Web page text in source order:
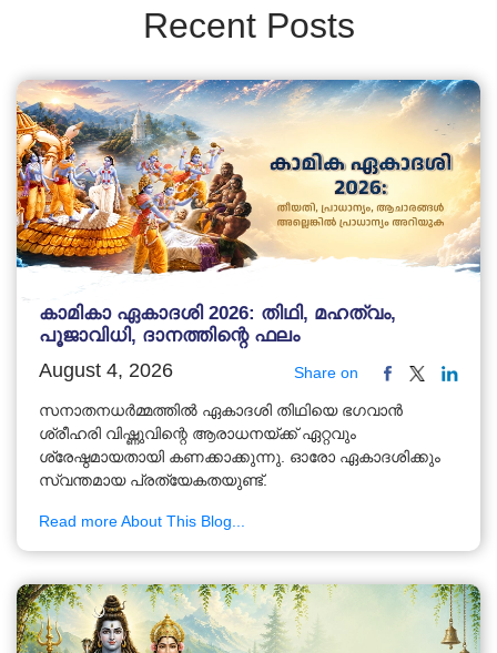
Recent Posts
കാമികാ ഏകാദശി 2026: തിഥി, മഹത്വം,
പൂജാവിധി, ദാനത്തിന്റെ ഫലം
August 4, 2026 Share on
സനാതനധർമ്മത്തിൽ ഏകാദശി തിഥിയെ ഭഗവാൻ
ശ്രീഹരി വിഷ്ണുവിന്റെ ആരാധനയ്ക്ക് ഏറ്റവും
ശ്രേഷ്ഠമായതായി കണക്കാക്കുന്നു. ഓരോ ഏകാദശിക്കും
സ്വന്തമായ പ്രത്യേകതയുണ്ട്.
Read more About This Blog...